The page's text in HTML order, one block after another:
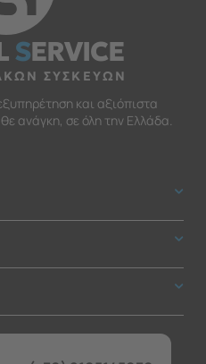
SERVICE
ΣΥΣΚΕΥΩΝ
και αξιόπιστα
ανάγκη, σε όλη την Ελλάδα.